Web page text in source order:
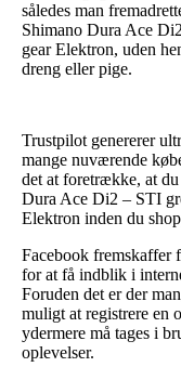
således man
Shimano Dura Ace
gear Elektron, uden
dreng eller pige.
Trustpilot genererer
mange nuværende
det at foretrække, at
Dura Ace Di2 – STI
Elektron inden du
Facebook fremskaffer
for at få indblik i
Foruden det er der
muligt at registrere en
ydermere må tages i
oplevelser.